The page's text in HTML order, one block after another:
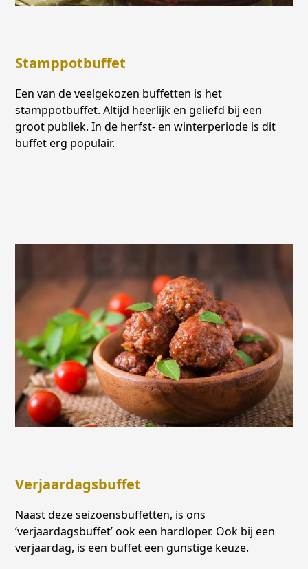
Stamppotbuffet
Een van de veelgekozen buffetten is het
stamppotbuffet. Altijd heerlijk en geliefd bij een
groot publiek. In de herfst- en winterperiode is dit
buffet erg populair.
Verjaardagsbuffet
Naast deze seizoensbuffetten, is ons
‘verjaardagsbuffet’ ook een hardloper. Ook bij een
verjaardag, is een buffet een gunstige keuze.